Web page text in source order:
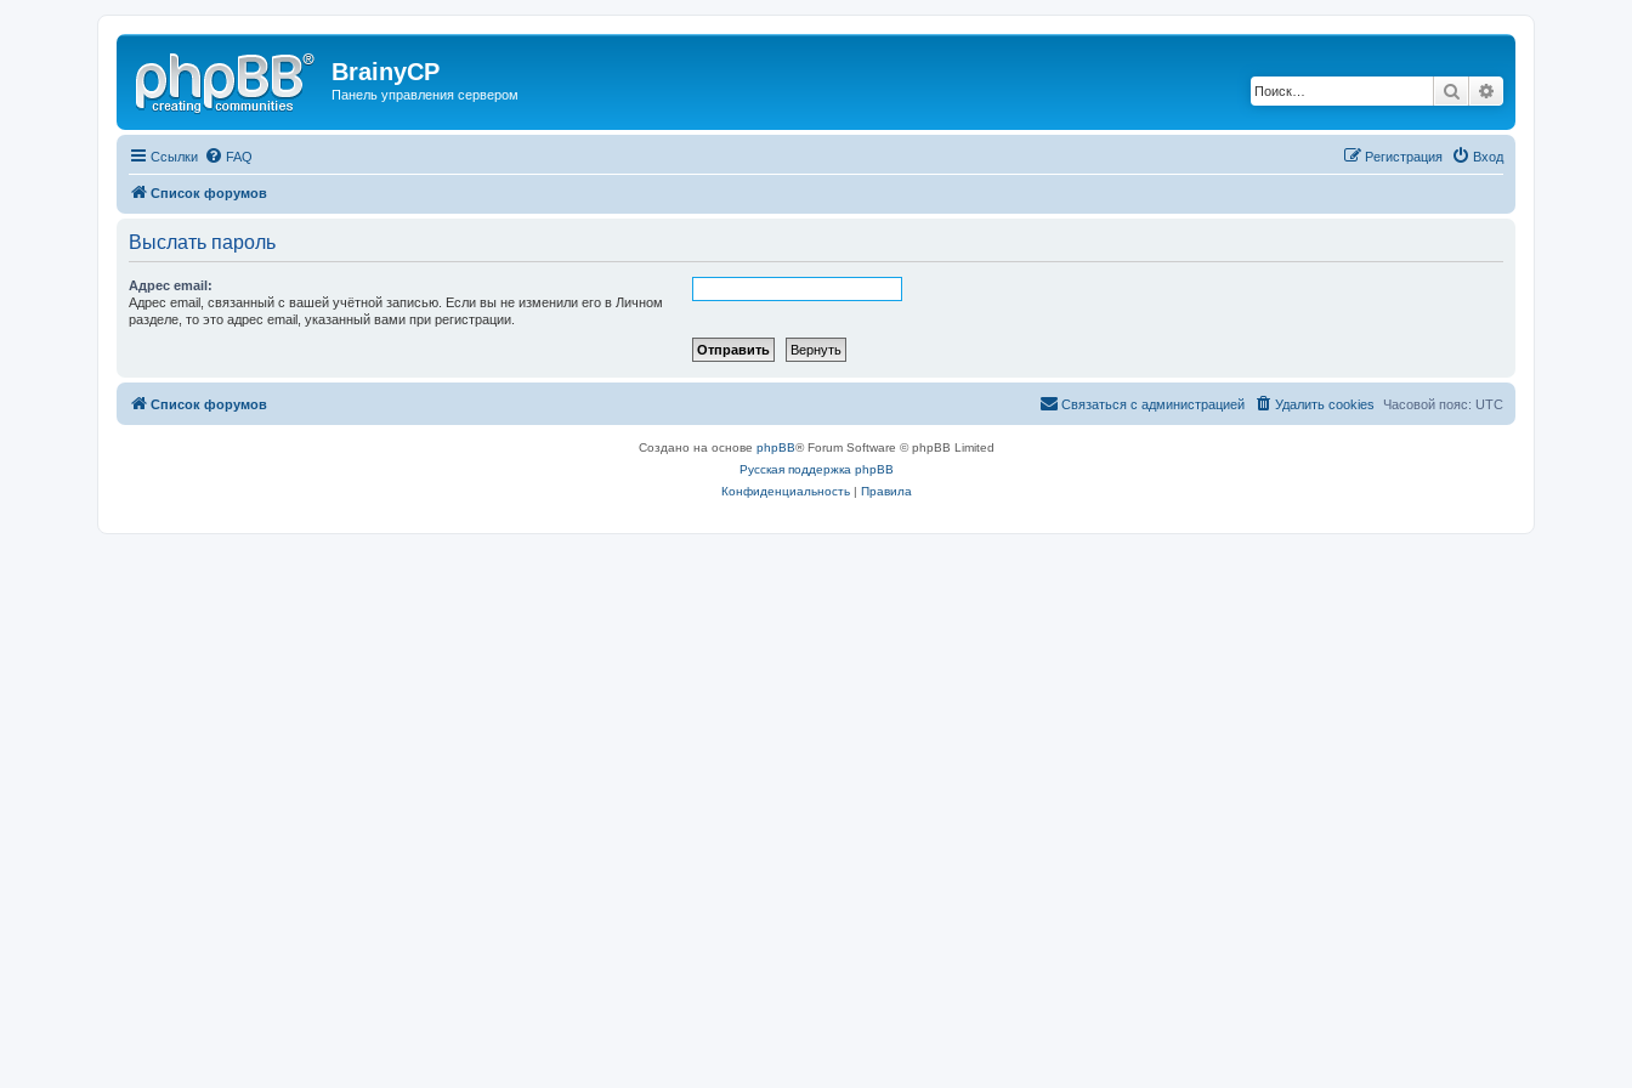
BrainyCP
Панель управления сервером Поиск
Ссылки FAQ Вход
Регистрация
Список форумов
Выслать пароль
Адрес email:
Адрес email, связанный с вашей учётной записью. Если вы не изменили его в Личном
разделе, то это адрес email, указанный вами при регистрации.
Список форумов Часовой пояс: UTC
Удалить cookies
Связаться с администрацией
Создано на основе phpBB® Forum Software © phpBB Limited
Русская поддержка phpBB
Конфиденциальность| Правила